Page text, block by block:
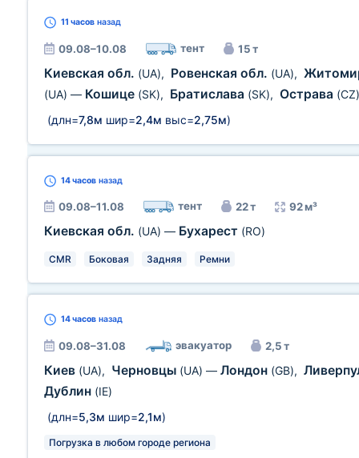
11 часов назад
09.08–10.08 тент 15 т
Киевская обл. (UA), Ровенская обл. (UA),
(UA) — Кошице (SK), Братислава (SK), Острава (CZ)
(длн=7,8м шир=2,4м выс=2,75м)
14 часов назад
09.08–11.08 тент 22 т 92 м³
Киевская обл. (UA) — Бухарест (RO)
CMR Боковая Задняя Ремни
14 часов назад
09.08–31.08 эвакуатор 2,5 т
Киев (UA), Черновцы (UA) — Лондон (GB),
Дублин (IE)
(длн=5,3м шир=2,1м)
Погрузка в любом городе региона